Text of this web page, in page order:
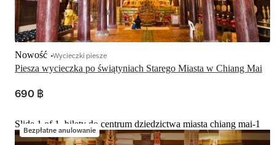
Piesza wycieczka po świątyniach Starego Miasta w Chiang Mai
Nowość Wycieczki piesze
690 ฿
Bezpłatne anulowanie
Slide 1 of 1, bilety do centrum dziedzictwa miasta chiang mai-1